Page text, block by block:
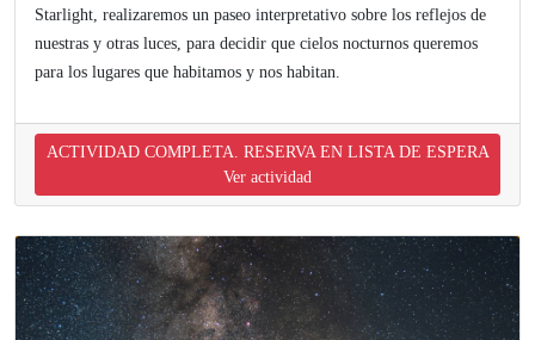
Starlight, realizaremos un paseo interpretativo sobre los reflejos de
nuestras y otras luces, para decidir que cielos nocturnos queremos
para los lugares que habitamos y nos habitan.
ACTIVIDAD COMPLETA. RESERVA EN LISTA DE ESPERA
Ver actividad